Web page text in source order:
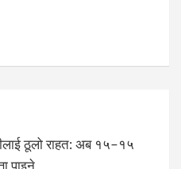
ठूलो राहत: अब १५–१५